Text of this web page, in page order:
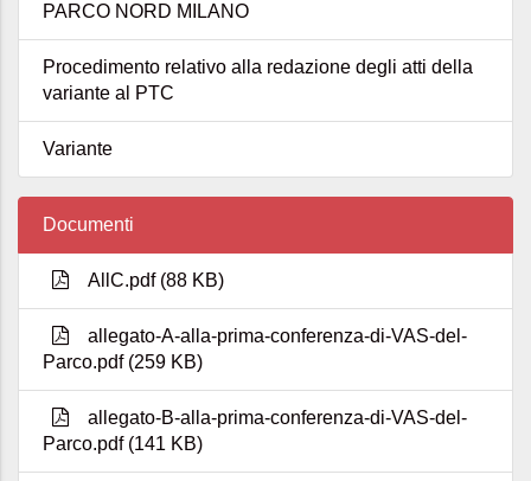
PARCO NORD MILANO
Procedimento relativo alla redazione degli atti della
variante al PTC
Variante
Documenti
AllC.pdf (88 KB)
allegato-A-alla-prima-conferenza-di-VAS-del-
Parco.pdf (259 KB)
allegato-B-alla-prima-conferenza-di-VAS-del-
Parco.pdf (141 KB)